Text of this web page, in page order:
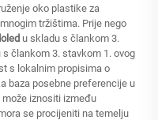
oko plastike za
tržištima. Prije nego
u skladu s člankom 3.
člankom 3. stavkom 1. ovog
s lokalnim propisima o
baza posebne preferencije u
može iznositi između
se procijeniti na temelju